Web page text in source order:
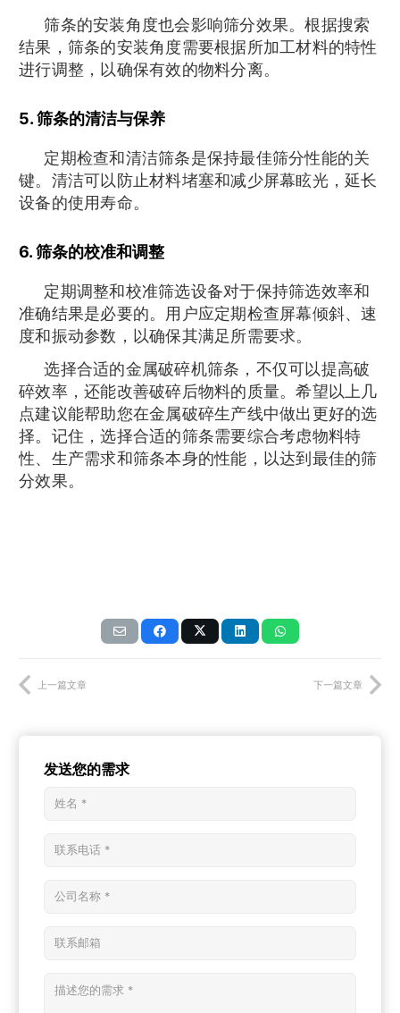
筛条的安装角度也会影响筛分效果。根据搜索
结果，筛条的安装角度需要根据所加工材料的特性
进行调整，以确保有效的物料分离。
5. 筛条的清洁与保养
定期检查和清洁筛条是保持最佳筛分性能的关
键。清洁可以防止材料堵塞和减少屏幕眩光，延长
设备的使用寿命。
6. 筛条的校准和调整
定期调整和校准筛选设备对于保持筛选效率和
准确结果是必要的。用户应定期检查屏幕倾斜、速
度和振动参数，以确保其满足所需要求。
选择合适的金属破碎机筛条，不仅可以提高破
碎效率，还能改善破碎后物料的质量。希望以上几
点建议能帮助您在金属破碎生产线中做出更好的选
择。记住，选择合适的筛条需要综合考虑物料特
性、生产需求和筛条本身的性能，以达到最佳的筛
分效果。
上一篇文章 下一篇文章
发送您的需求